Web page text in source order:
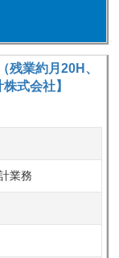
残業約月20H、
式会社】
業務